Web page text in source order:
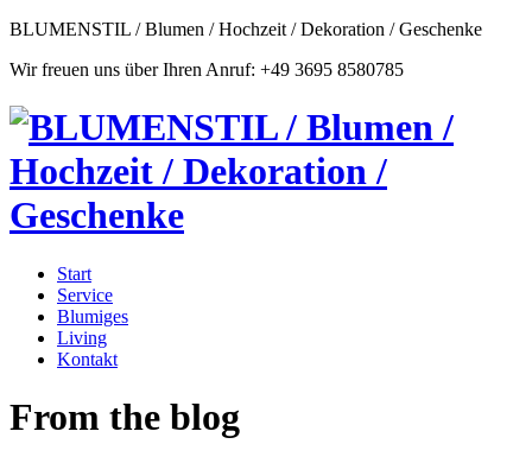
BLUMENSTIL / Blumen / Hochzeit / Dekoration / Geschenke
Wir freuen uns über Ihren Anruf: +49 3695 8580785
Start
Service
Blumiges
Living
Kontakt
From the blog